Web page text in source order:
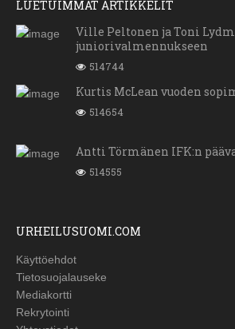
LUETUIMMAT ARTIKKELIT
Ville Peltonen ja Toni
juniorivalmennukseen
514744
Kurtis McLean vuoden
514654
Antti Törmänen IFK:n
514555
URHEILUSUOMI.COM
Käyttöehdot
Tietosuojalauseke
Mediakortti
Rekrytointi